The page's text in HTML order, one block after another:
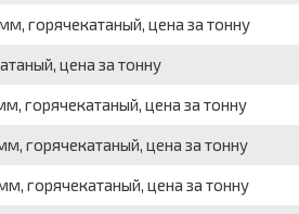
горячекатаный, цена за тонну
цена за тонну
горячекатаный, цена за тонну
горячекатаный, цена за тонну
горячекатаный, цена за тонну